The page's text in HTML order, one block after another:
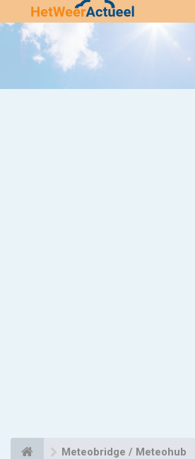
Meteobridge / Meteohub